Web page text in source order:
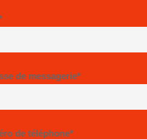
de messagerie*
de téléphone*